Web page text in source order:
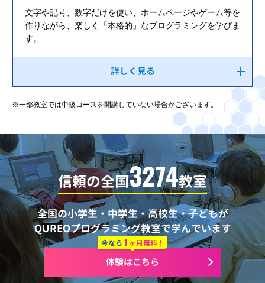
文字や記号、数字だけを使い、ホームページやゲーム等を
作りながら、楽しく「本格的」なプログラミングを学びま
す。
詳しく見る
※一部教室では中級コースを開講していない場合がございます。
信頼の全国3274教室
全国の小学生・中学生・高校生・子どもが
QUREOプログラミング教室で学んでいます
今なら 1 ヶ月無料！
体験はこちら